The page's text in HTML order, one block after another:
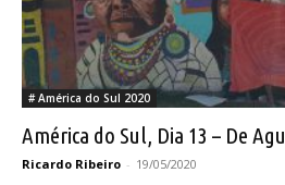
# América do Sul 2020
América do Sul, Dia 13 – De
Ricardo Ribeiro - 19/05/2020